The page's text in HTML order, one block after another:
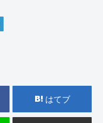
はてブ